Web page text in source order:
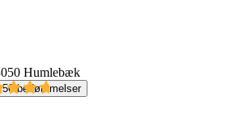
Humlebæk
56 bedømmelser